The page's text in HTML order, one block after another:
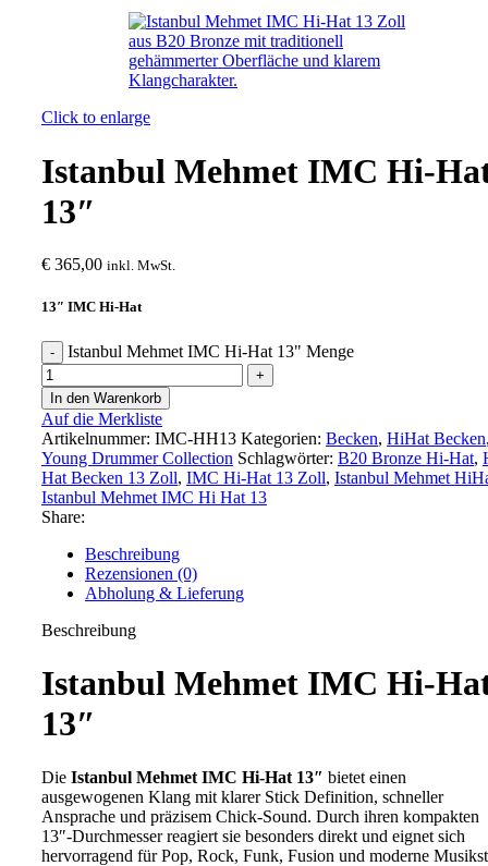
Click to enlarge
Istanbul Mehmet IMC Hi-
13″
€ 365,00 inkl. MwSt.
13″ IMC Hi-Hat
Istanbul Mehmet IMC Hi-Hat 13" Menge
In den Warenkorb
Auf die Merkliste
Artikelnummer: IMC-HH13 Kategorien: Becken, HiHat Becken
Young Drummer Collection Schlagwörter: B20 Bronze Hi-Hat,
Hat Becken 13 Zoll, IMC Hi-Hat 13 Zoll, Istanbul Mehmet
Istanbul Mehmet IMC Hi Hat 13
Share:
Beschreibung
Rezensionen (0)
Abholung & Lieferung
Beschreibung
Istanbul Mehmet IMC Hi-
13″
Die Istanbul Mehmet IMC Hi-Hat 13″ bietet einen
ausgewogenen Klang mit klarer Stick Definition, schneller
Ansprache und präzisem Chick-Sound. Durch ihren kompakten
13″-Durchmesser reagiert sie besonders direkt und eignet sich
hervorragend für Pop, Rock, Funk, Fusion und moderne